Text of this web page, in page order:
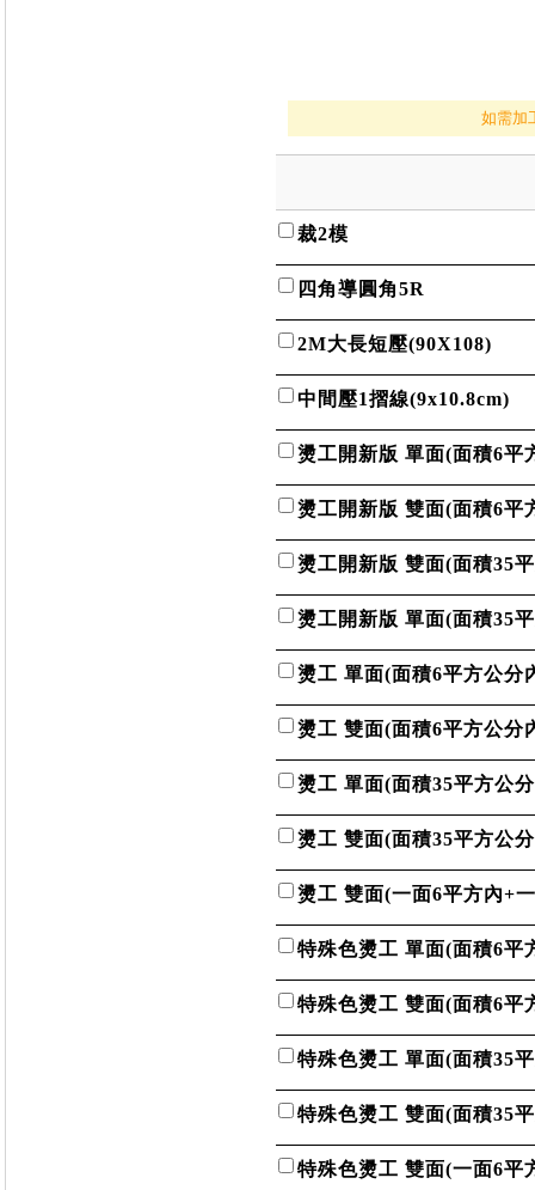
如需加
裁2模
四角導圓角5R
2M大長短壓(90X108)
中間壓1摺線(9x10.8cm)
燙工開新版 單面(面積6平
燙工開新版 雙面(面積6平
燙工開新版 雙面(面積35
燙工開新版 單面(面積35
燙工 單面(面積6平方公分
燙工 雙面(面積6平方公分
燙工 單面(面積35平方公
燙工 雙面(面積35平方公
燙工 雙面(一面6平方內+
特殊色燙工 單面(面積6平
特殊色燙工 雙面(面積6平
特殊色燙工 單面(面積35
特殊色燙工 雙面(面積35
特殊色燙工 雙面(一面6平